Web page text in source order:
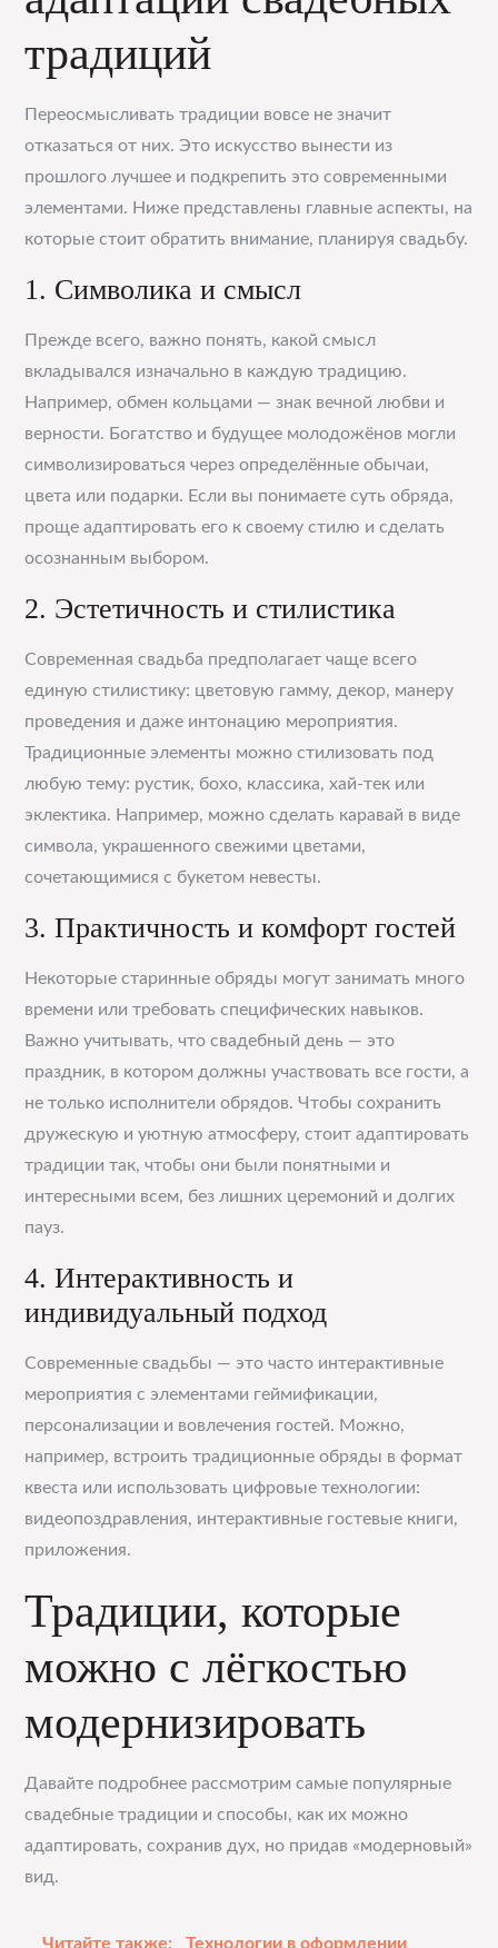
традиций
Переосмысливать традиции вовсе не значит
отказаться от них. Это искусство вынести из
прошлого лучшее и подкрепить это современными
элементами. Ниже представлены главные аспекты, на
которые стоит обратить внимание, планируя свадьбу.
1. Символика и смысл
Прежде всего, важно понять, какой смысл
вкладывался изначально в каждую традицию.
Например, обмен кольцами — знак вечной любви и
верности. Богатство и будущее молодожёнов могли
символизироваться через определённые обычаи,
цвета или подарки. Если вы понимаете суть обряда,
проще адаптировать его к своему стилю и сделать
осознанным выбором.
2. Эстетичность и стилистика
Современная свадьба предполагает чаще всего
единую стилистику: цветовую гамму, декор, манеру
проведения и даже интонацию мероприятия.
Традиционные элементы можно стилизовать под
любую тему: рустик, бохо, классика, хай-тек или
эклектика. Например, можно сделать каравай в виде
символа, украшенного свежими цветами,
сочетающимися с букетом невесты.
3. Практичность и комфорт гостей
Некоторые старинные обряды могут занимать много
времени или требовать специфических навыков.
Важно учитывать, что свадебный день — это
праздник, в котором должны участвовать все гости, а
не только исполнители обрядов. Чтобы сохранить
дружескую и уютную атмосферу, стоит адаптировать
традиции так, чтобы они были понятными и
интересными всем, без лишних церемоний и долгих
пауз.
4. Интерактивность и
индивидуальный подход
Современные свадьбы — это часто интерактивные
мероприятия с элементами геймификации,
персонализации и вовлечения гостей. Можно,
например, встроить традиционные обряды в формат
квеста или использовать цифровые технологии:
видеопоздравления, интерактивные гостевые книги,
приложения.
Традиции, которые
можно с лёгкостью
модернизировать
Давайте подробнее рассмотрим самые популярные
свадебные традиции и способы, как их можно
адаптировать, сохранив дух, но придав «модерновый»
вид.
Читайте также: Технологии в оформлении